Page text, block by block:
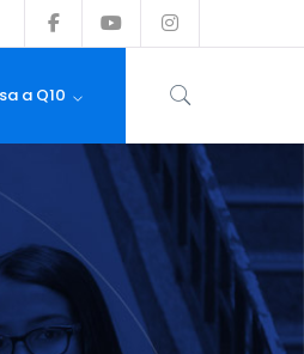
FacebookYoutubeInstagram
a Q10